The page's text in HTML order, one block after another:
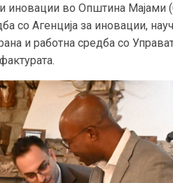
иновации во Општина Мајами
со Агенција за иновации,
и работна средба со